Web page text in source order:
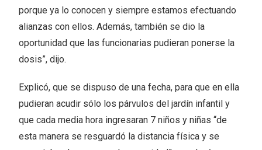
porque ya lo conocen y siempre estamos efectuando
alianzas con ellos. Además, también se dio la
oportunidad que las funcionarias pudieran ponerse la
dosis”, dijo.
Explicó, que se dispuso de una fecha, para que en ella
pudieran acudir sólo los párvulos del jardín infantil y
que cada media hora ingresaran 7 niños y niñas “de
esta manera se resguardó la distancia física y se